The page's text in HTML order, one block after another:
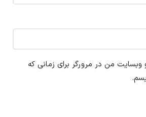
وبسایت من در مرورگر برای زمانی که